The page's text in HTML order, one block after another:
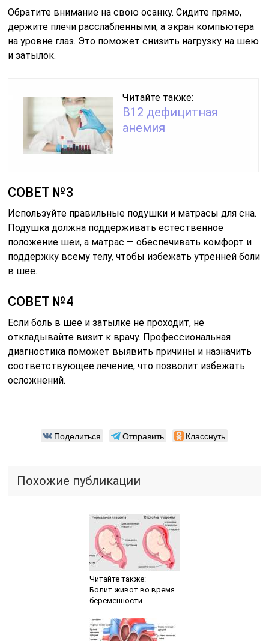
Обратите внимание на свою осанку. Сидите прямо,
держите плечи расслабленными, а экран компьютера
на уровне глаз. Это поможет снизить нагрузку на шею
и затылок.
Читайте также:
B12 дефицитная
анемия
СОВЕТ №3
Используйте правильные подушки и матрасы для сна.
Подушка должна поддерживать естественное
положение шеи, а матрас — обеспечивать комфорт и
поддержку всему телу, чтобы избежать утренней боли
в шее.
СОВЕТ №4
Если боль в шее и затылке не проходит, не
откладывайте визит к врачу. Профессиональная
диагностика поможет выявить причины и назначить
соответствующее лечение, что позволит избежать
осложнений.
Поделиться Отправить Класснуть
Похожие публикации
Читайте также:
Болит живот во время
беременности